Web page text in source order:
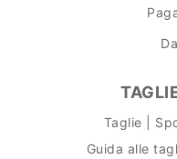
Taglie |
Guida alle